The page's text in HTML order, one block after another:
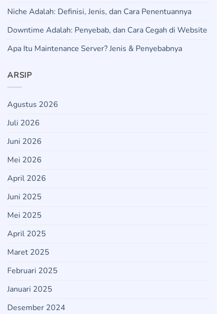
Niche Adalah: Definisi, Jenis, dan Cara Penentuannya
Downtime Adalah: Penyebab, dan Cara Cegah di Website
Apa Itu Maintenance Server? Jenis & Penyebabnya
ARSIP
Agustus 2026
Juli 2026
Juni 2026
Mei 2026
April 2026
Juni 2025
Mei 2025
April 2025
Maret 2025
Februari 2025
Januari 2025
Desember 2024